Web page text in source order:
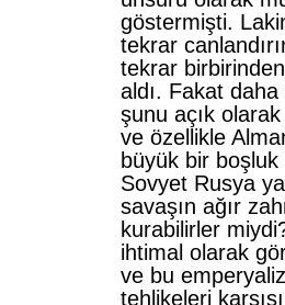
göstermişti.
tekrar
tekrar birbirinden
aldı. Fakat
şunu açık
ve özellikle
büyük bir
Sovyet Rusya
savaşın ağır
kurabilirler
ihtimal olarak
ve bu
tehlikeleri